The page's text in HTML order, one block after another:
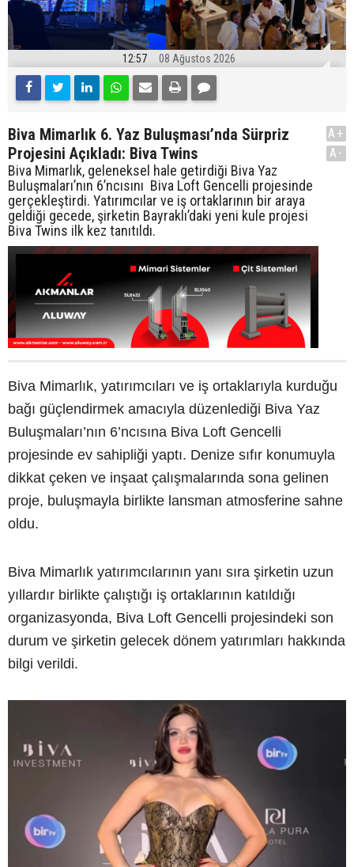
12:57 08 Ağustos 2026
Biva Mimarlık 6. Yaz Buluşması’nda Sürpriz
Projesini Açıkladı: Biva Twins
Biva Mimarlık, geleneksel hale getirdiği Biva Yaz
Buluşmaları’nın 6’ncısını Biva Loft Gencelli projesinde
gerçekleştirdi. Yatırımcılar ve iş ortaklarının bir araya
geldiği gecede, şirketin Bayraklı’daki yeni kule projesi
Biva Twins ilk kez tanıtıldı.
A+
A-
Biva Mimarlık, yatırımcıları ve iş ortaklarıyla kurduğu
bağı güçlendirmek amacıyla düzenlediği Biva Yaz
Buluşmaları’nın 6’ncısına Biva Loft Gencelli
projesinde ev sahipliği yaptı. Denize sıfır konumuyla
dikkat çeken ve inşaat çalışmalarında sona gelinen
proje, buluşmayla birlikte lansman atmosferine sahne
oldu.
Biva Mimarlık yatırımcılarının yanı sıra şirketin uzun
yıllardır birlikte çalıştığı iş ortaklarının katıldığı
organizasyonda, Biva Loft Gencelli projesindeki son
durum ve şirketin gelecek dönem yatırımları hakkında
bilgi verildi.